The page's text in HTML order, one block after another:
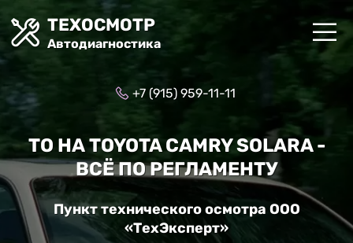
ТЕХОСМОТР
Автодиагностика
+7 (915) 959-11-11
ТО НА TOYOTA CAMRY SOLARA -
ВСЁ ПО РЕГЛАМЕНТУ
Пункт технического осмотра ООО
«ТехЭксперт»